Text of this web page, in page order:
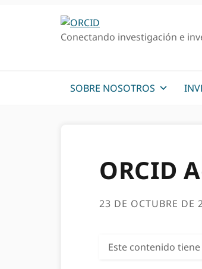
Conectando investigación e
SOBRE NOSOTROS
ORCID
23 DE OCTUBRE DE
Este contenido